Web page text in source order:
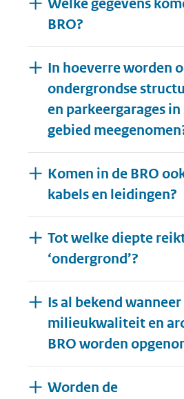
Welke gegevens
BRO?
In hoeverre worden
ondergrondse
en parkeergarages
gebied
Komen in de BRO
kabels en leidingen?
Tot welke diepte
‘ondergrond’?
Is al bekend
milieukwaliteit en
BRO worden
Worden de